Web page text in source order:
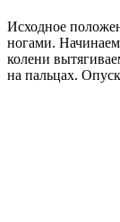
Исходное
ногами.
колени
на пальцах.